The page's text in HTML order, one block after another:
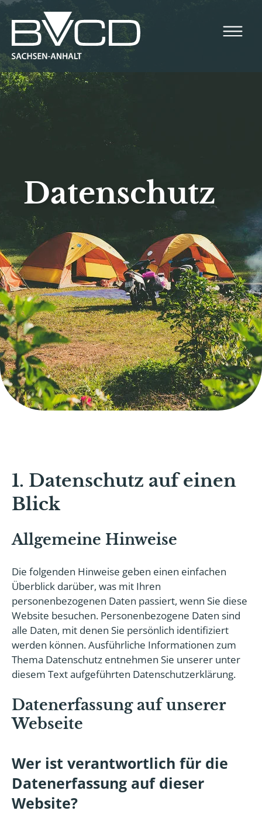
Datenschutz
1. Datenschutz auf einen
Blick
Allgemeine Hinweise
Die folgenden Hinweise geben einen einfachen
Überblick darüber, was mit Ihren
personenbezogenen Daten passiert, wenn Sie diese
Website besuchen. Personenbezogene Daten sind
alle Daten, mit denen Sie persönlich identifiziert
werden können. Ausführliche Informationen zum
Thema Datenschutz entnehmen Sie unserer unter
diesem Text aufgeführten Datenschutzerklärung.
Datenerfassung auf unserer
Webseite
Wer ist verantwortlich für die
Datenerfassung auf dieser
Website?
Altmark
Elbe-Börde-Heide
Harz